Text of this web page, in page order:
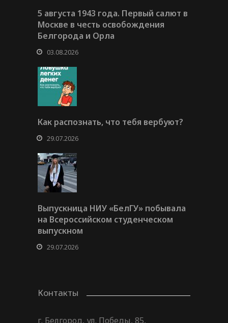
5 августа 1943 года. Первый салют в
Москве в честь освобождения
Белгорода и Орла
03.08.2026
Как распознать, что тебя вербуют?
29.07.2026
Выпускница НИУ «БелГУ» побывала
на Всероссийском студенческом
выпускном
29.07.2026
Контакты
г. Белгород, ул. Победы, 85,